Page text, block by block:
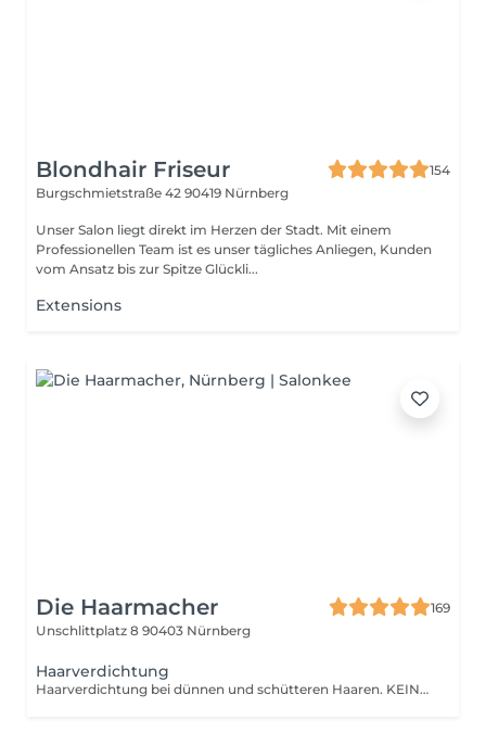
Blondhair Friseur
154
Burgschmietstraße 42 90419 Nürnberg
Unser Salon liegt direkt im Herzen der Stadt. Mit einem
Professionellen Team ist es unser tägliches Anliegen, Kunden
vom Ansatz bis zur Spitze Glückli...
Extensions
Die Haarmacher
169
Unschlittplatz 8 90403 Nürnberg
Haarverdichtung
Haarverdichtung bei dünnen und schütteren Haaren. KEINE Verlängerung! Der Preis ist von 100 bis 250 Euro und richtet sich nach Aufwand und der Menge der eingesetzten Haare. Eine vorherige Beratung ist unbedingt notwendig, auch um die passenden Haare zu bestellen. Rufen Sie uns gerne vorher an.